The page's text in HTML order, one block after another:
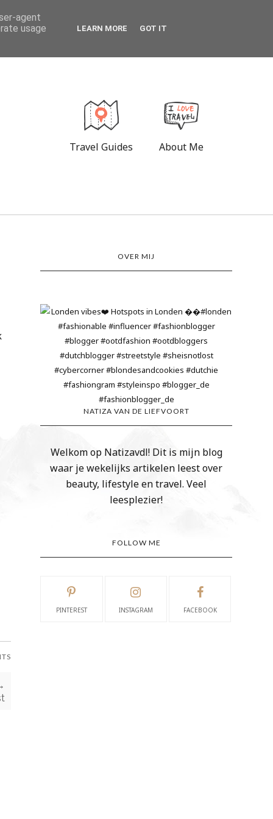
Travel Guides About Me
OVER MIJ
NATIZA VAN DE LIEFVOORT
Welkom op Natizavdl! Dit is mijn blog
waar je wekelijks artikelen leest over
beauty, lifestyle en travel. Veel
leesplezier!
FOLLOW ME
PINTEREST INSTAGRAM FACEBOOK
agent
usage
LEARN MORE GOT IT